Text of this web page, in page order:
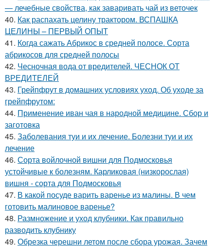
— лечебные свойства, как заваривать чай из веточек
40. Как распахать целину трактором. ВСПАШКА
ЦЕЛИНЫ – ПЕРВЫЙ ОПЫТ
41. Когда сажать Абрикос в средней полосе. Сорта
абрикосов для средней полосы
42. Чесночная вода от вредителей. ЧЕСНОК ОТ
ВРЕДИТЕЛЕЙ
43. Грейпфрут в домашних условиях уход. Об уходе за
грейпфрутом:
44. Применение иван чая в народной медицине. Сбор и
заготовка
45. Заболевания туи и их лечение. Болезни туи и их
лечение
46. Сорта войлочной вишни для Подмосковья
устойчивые к болезням. Карликовая (низкорослая)
вишня - сорта для Подмосковья
47. В какой посуде варить варенье из малины. В чем
готовить малиновое варенье?
48. Размножение и уход клубники. Как правильно
разводить клубнику
49. Обрезка черешни летом после сбора урожая. Зачем